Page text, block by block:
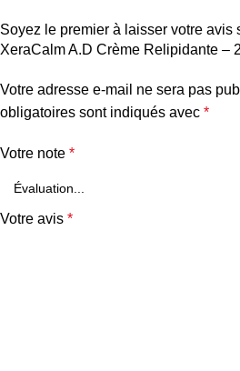
Soyez le premier à laisser votre avis
XeraCalm A.D Crème Relipidante –
Votre adresse e-mail ne sera pas
obligatoires sont indiqués avec *
Votre note *
Votre avis *